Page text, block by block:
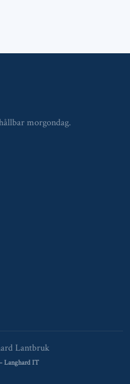
morgondag.
Lantbruk
Langhard IT